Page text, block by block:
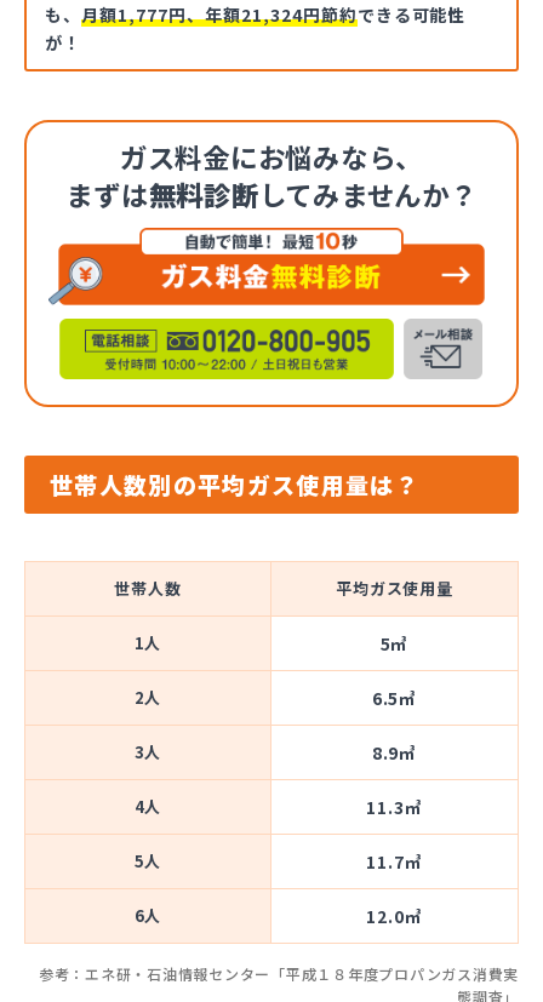
も、 月額1,777円、年額21,324円節約できる可能性
が！
ガス料金にお悩みなら、
まずは無料診断してみませんか？
世帯人数別の平均ガス使用量は？
世帯人数 平均ガス使用量
1人 5㎥
2人 6.5㎥
3人 8.9㎥
4人 11.3㎥
5人 11.7㎥
6人 12.0㎥
参考：エネ研・石油情報センター「平成１８年度プロパンガス消費実
態調査」